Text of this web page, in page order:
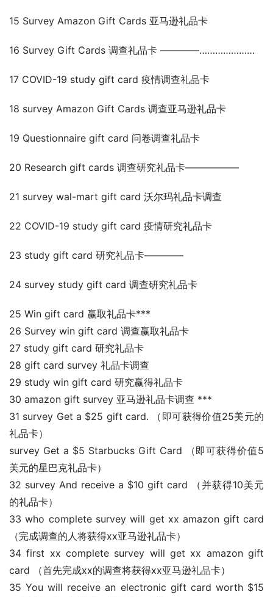
15 Survey Amazon Gift Cards 亚马逊礼品卡
16 Survey Gift Cards 调查礼品卡 ————…………………
17 COVID-19 study gift card 疫情调查礼品卡
18 survey Amazon Gift Cards 调查亚马逊礼品卡
19 Questionnaire gift card 问卷调查礼品卡
20 Research gift cards 调查研究礼品卡—————–
21 survey wal-mart gift card 沃尔玛礼品卡调查
22 COVID-19 study gift card 疫情研究礼品卡
23 study gift card 研究礼品卡————
24 survey study gift card 调查研究礼品卡
25 Win gift card 赢取礼品卡***
26 Survey win gift card 调查赢取礼品卡
27 study gift card 研究礼品卡
28 gift card survey 礼品卡调查
29 study win gift card 研究赢得礼品卡
30 amazon gift survey 亚马逊礼品卡调查 ***
31 survey Get a $25 gift card. （即可获得价值25美元的
礼品卡）
survey Get a $5 Starbucks Gift Card （即可获得价值5
美元的星巴克礼品卡）
32 survey And receive a $10 gift card （并获得10美元
的礼品卡）
33 who complete survey will get xx amazon gift card
（完成调查的人将获得xx亚马逊礼品卡）
34 first xx complete survey will get xx amazon gift
card （首先完成xx的调查将获得xx亚马逊礼品卡）
35 You will receive an electronic gift card worth $15